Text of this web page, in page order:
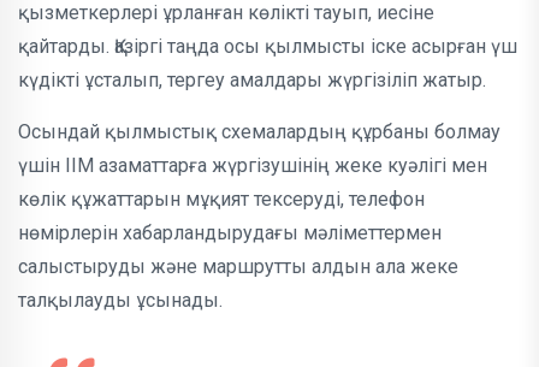
қызметкерлері ұрланған көлікті тауып, иесіне
қайтарды. Қазіргі таңда осы қылмысты іске асырған үш
күдікті ұсталып, тергеу амалдары жүргізіліп жатыр.
Осындай қылмыстық схемалардың құрбаны болмау
үшін ІІМ азаматтарға жүргізушінің жеке куәлігі мен
көлік құжаттарын мұқият тексеруді, телефон
нөмірлерін хабарландырудағы мәліметтермен
салыстыруды және маршрутты алдын ала жеке
талқылауды ұсынады.